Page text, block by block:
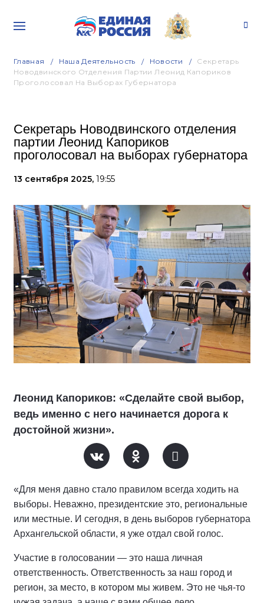
Главная Наша Деятельность Новости
Секретарь
Новодвинского Отделения Партии Леонид Капориков
Проголосовал На Выборах Губернатора
Секретарь Новодвинского отделения
партии Леонид Капориков
проголосовал на выборах губернатора
13 сентября 2025, 19:55
Леонид Капориков: «Сделайте свой выбор,
ведь именно с него начинается дорога к
достойной жизни».
«Для меня давно стало правилом всегда ходить на
выборы. Неважно, президентские это, региональные
или местные. И сегодня, в день выборов губернатора
Архангельской области, я уже отдал свой голос.
Участие в голосовании — это наша личная
ответственность. Ответственность за наш город и
регион, за место, в котором мы живем. Это не чья-то